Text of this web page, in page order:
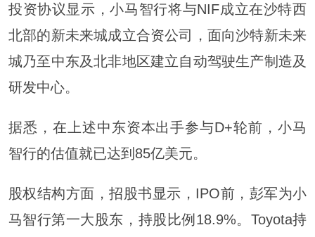
投资协议显示，小马智行将与NIF成立在沙特西
北部的新未来城成立合资公司，面向沙特新未来
城乃至中东及北非地区建立自动驾驶生产制造及
研发中心。
据悉，在上述中东资本出手参与D+轮前，小马
智行的估值就已达到85亿美元。
股权结构方面，招股书显示，IPO前，彭军为小
马智行第一大股东，持股比例18.9%。Toyota持